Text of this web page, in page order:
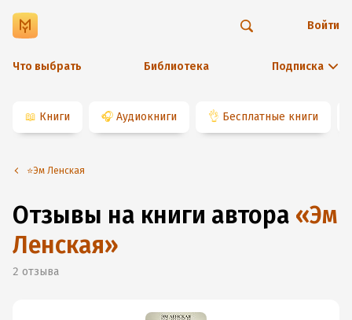
Что выбрать Библиотека Подписка
Войти
📖 Книги 🎧 Аудиокниги 👌 Бесплатные книги
⭐️Эм Ленская
Отзывы на книги автора «Эм
Ленская»
2 отзыва